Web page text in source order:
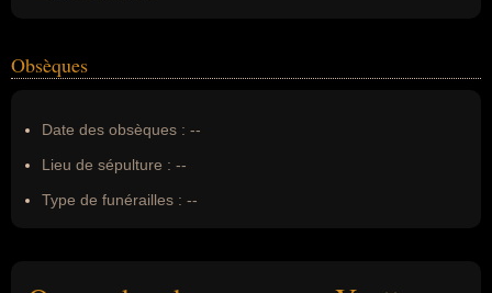
Obsèques
Date des obsèques : --
Lieu de sépulture : --
Type de funérailles : --